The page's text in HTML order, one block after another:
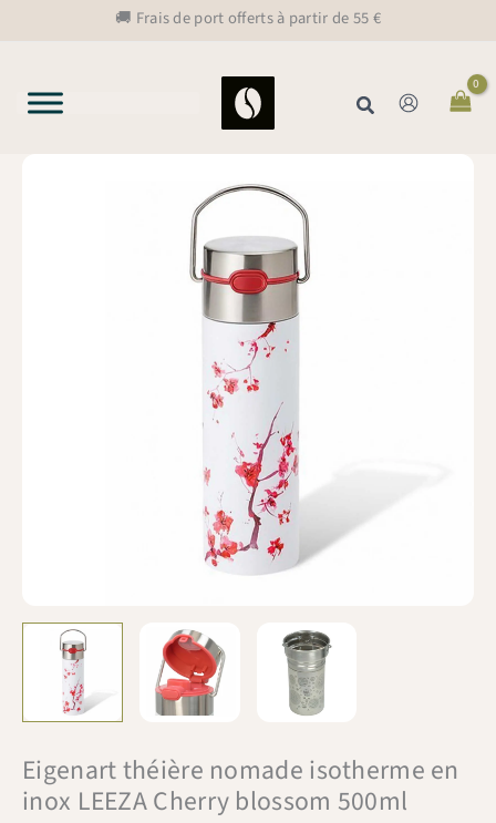
🚚 Frais de port offerts à partir de 55 €
Rechercher
Eigenart théière nomade isotherme en
inox LEEZA Cherry blossom 500ml